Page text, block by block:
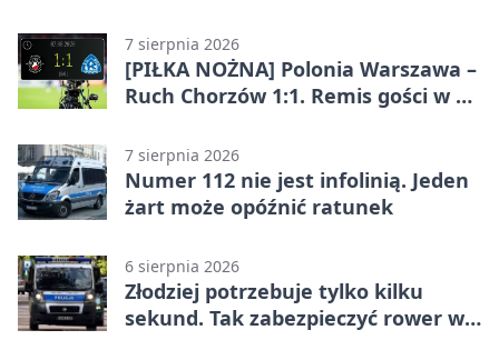
7 sierpnia 2026
[PIŁKA NOŻNA] Polonia Warszawa –
Ruch Chorzów 1:1. Remis gości w 3.
7 sierpnia 2026
Numer 112 nie jest infolinią. Jeden
żart może opóźnić ratunek
6 sierpnia 2026
Złodziej potrzebuje tylko kilku
sekund. Tak zabezpieczyć rower w